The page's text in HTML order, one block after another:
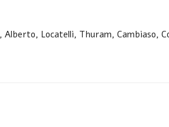
Alberto, Locatelli, Thuram, Cambiaso,